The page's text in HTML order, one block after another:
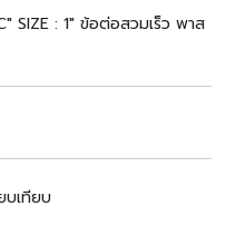
SIZE : 1" ข้อต่อสวมเร็ว พาส
บเทียบ